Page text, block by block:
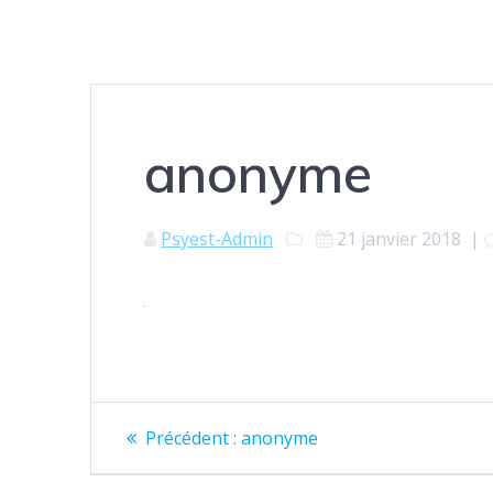
anonyme
Psyest-Admin 21 janvier 2018 |
Navigation
de
Précédent : Article
anonyme